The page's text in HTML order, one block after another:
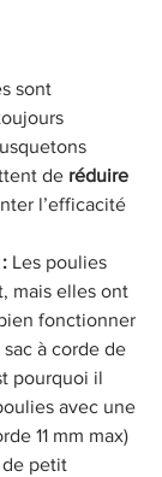
sont
de réduire
l’efficacité
Les poulies
mais elles ont
fonctionner
à corde de
pourquoi il
avec une
11 mm max)
petit